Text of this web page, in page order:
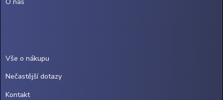
Vše o nákupu
Nečastější dotazy
Kontakt